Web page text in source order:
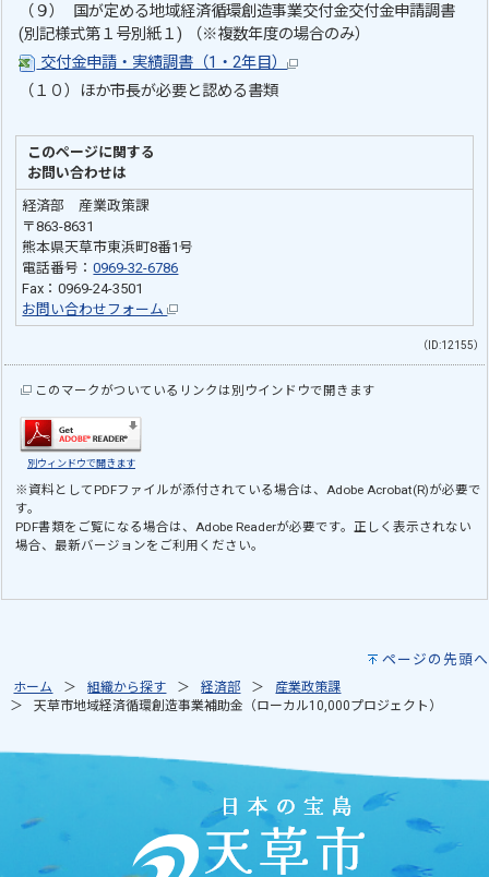
（９） 国が定める地域経済循環創造事業交付金交付金申請調書
(別記様式第１号別紙１) （※複数年度の場合のみ）
交付金申請・実績調書（1・2年目）
（１０）ほか市長が必要と認める書類
このページに関する
お問い合わせは
経済部 産業政策課
〒863-8631
熊本県天草市東浜町8番1号
電話番号：0969-32-6786
Fax：0969-24-3501
お問い合わせフォーム
（ID:12155）
このマークがついているリンクは別ウインドウで開きます
別ウィンドウで開きます
※資料としてPDFファイルが添付されている場合は、Adobe Acrobat(R)が必要で
す。
PDF書類をご覧になる場合は、Adobe Readerが必要です。正しく表示されない
場合、最新バージョンをご利用ください。
ページの先頭へ
ホーム 組織から探す 経済部
産業政策課
天草市地域経済循環創造事業補助金（ローカル10,000プロジェクト）